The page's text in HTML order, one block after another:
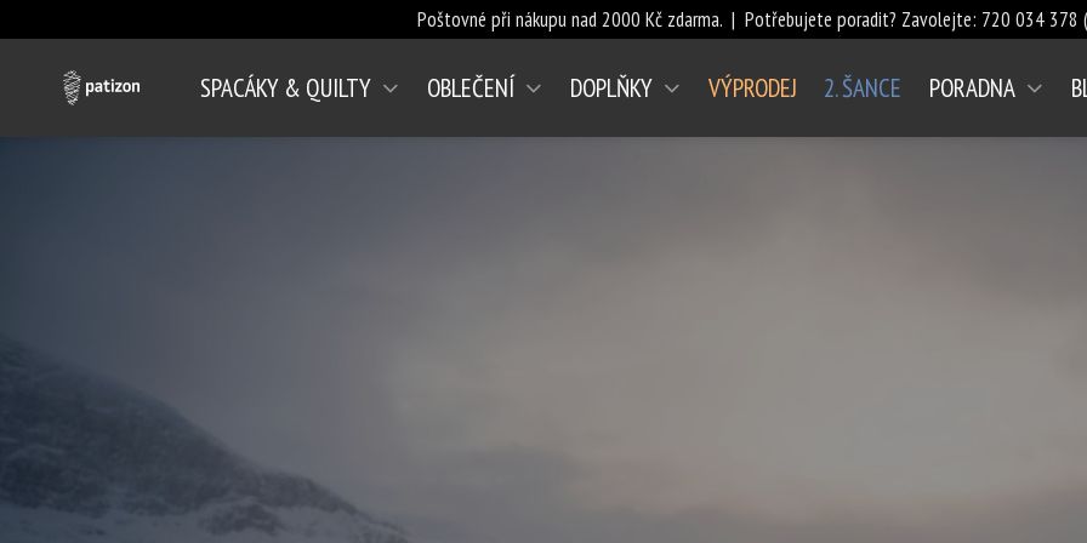
Poštovné při nákupu nad 2000 Kč zdarma. | Potřebujete poradit? Zavolejte: 720 034 378
SPACÁKY & QUILTY OBLEČENÍ
(AKTUÁLNÍ)
DOPLŇKY VÝPRODEJ 2. ŠANCE PORADNA